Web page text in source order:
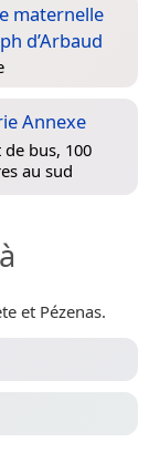
maternelle
d’Arbaud
Annexe
bus, 100
au sud
et Pézenas.